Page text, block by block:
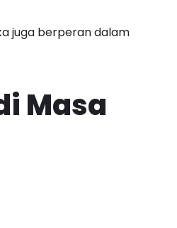
juga berperan dalam
Masa